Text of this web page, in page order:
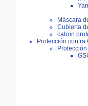
Máscara
Cubierta
cabon
Protección contra